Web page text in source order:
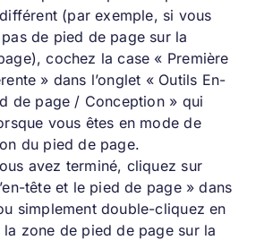
(par exemple, si vous
de pied de page sur la
cochez la case « Première
» dans l’onglet « Outils En-
de page / Conception » qui
vous êtes en mode de
du pied de page.
avez terminé, cliquez sur
tête et le pied de page » dans
simplement double-cliquez en
zone de pied de page sur la